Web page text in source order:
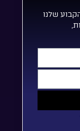
שלנו